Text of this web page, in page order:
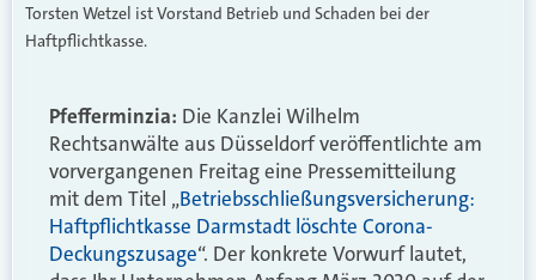
Torsten Wetzel ist Vorstand Betrieb und Schaden bei der
Haftpflichtkasse.
Pfefferminzia: Die Kanzlei Wilhelm
Rechtsanwälte aus Düsseldorf veröffentlichte am
vorvergangenen Freitag eine Pressemitteilung
mit dem Titel „Betriebsschließungsversicherung:
Haftpflichtkasse Darmstadt löschte Corona-
Deckungszusage“. Der konkrete Vorwurf lautet,